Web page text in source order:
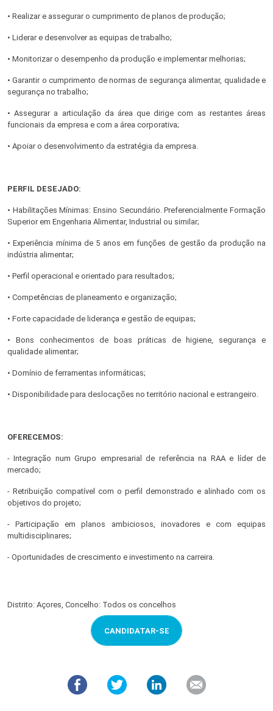
• Realizar e assegurar o cumprimento de planos de produção;
• Liderar e desenvolver as equipas de trabalho;
• Monitorizar o desempenho da produção e implementar melhorias;
• Garantir o cumprimento de normas de segurança alimentar, qualidade e
segurança no trabalho;
• Assegurar a articulação da área que dirige com as restantes áreas
funcionais da empresa e com a área corporativa;
• Apoiar o desenvolvimento da estratégia da empresa.
PERFIL DESEJADO:
• Habilitações Mínimas: Ensino Secundário. Preferencialmente Formação
Superior em Engenharia Alimentar, Industrial ou similar;
• Experiência mínima de 5 anos em funções de gestão da produção na
indústria alimentar;
• Perfil operacional e orientado para resultados;
• Competências de planeamento e organização;
• Forte capacidade de liderança e gestão de equipas;
• Bons conhecimentos de boas práticas de higiene, segurança e
qualidade alimentar;
• Domínio de ferramentas informáticas;
• Disponibilidade para deslocações no território nacional e estrangeiro.
OFERECEMOS:
- Integração num Grupo empresarial de referência na RAA e líder de
mercado;
- Retribuição compatível com o perfil demonstrado e alinhado com os
objetivos do projeto;
- Participação em planos ambiciosos, inovadores e com equipas
multidisciplinares;
- Oportunidades de crescimento e investimento na carreira.
Distrito: Açores, Concelho: Todos os concelhos
CANDIDATAR-SE